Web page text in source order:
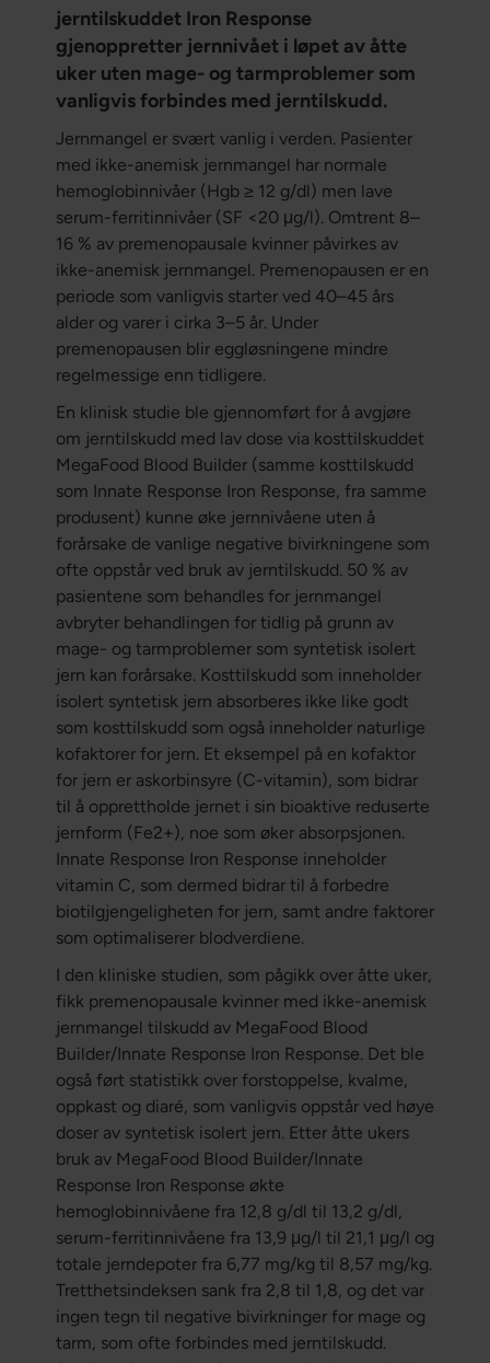
jerntilskuddet Iron Response
gjenoppretter jernnivået i løpet av åtte
uker uten mage- og tarmproblemer som
vanligvis forbindes med jerntilskudd.
Jernmangel er svært vanlig i verden. Pasienter
med ikke-anemisk jernmangel har normale
hemoglobinnivåer (Hgb ≥ 12 g/dl) men lave
serum-ferritinnivåer (SF <20 μg/l). Omtrent 8–
16 % av premenopausale kvinner påvirkes av
ikke-anemisk jernmangel. Premenopausen er en
periode som vanligvis starter ved 40–45 års
alder og varer i cirka 3–5 år. Under
premenopausen blir eggløsningene mindre
regelmessige enn tidligere.
En klinisk studie ble gjennomført for å avgjøre
om jerntilskudd med lav dose via kosttilskuddet
MegaFood Blood Builder (samme kosttilskudd
som Innate Response Iron Response, fra samme
produsent) kunne øke jernnivåene uten å
forårsake de vanlige negative bivirkningene som
ofte oppstår ved bruk av jerntilskudd. 50 % av
pasientene som behandles for jernmangel
avbryter behandlingen for tidlig på grunn av
mage- og tarmproblemer som syntetisk isolert
jern kan forårsake. Kosttilskudd som inneholder
isolert syntetisk jern absorberes ikke like godt
som kosttilskudd som også inneholder naturlige
kofaktorer for jern. Et eksempel på en kofaktor
for jern er askorbinsyre (C-vitamin), som bidrar
til å opprettholde jernet i sin bioaktive reduserte
jernform (Fe2+), noe som øker absorpsjonen.
Innate Response Iron Response inneholder
vitamin C, som dermed bidrar til å forbedre
biotilgjengeligheten for jern, samt andre faktorer
som optimaliserer blodverdiene.
I den kliniske studien, som pågikk over åtte uker,
fikk premenopausale kvinner med ikke-anemisk
jernmangel tilskudd av MegaFood Blood
Builder/Innate Response Iron Response. Det ble
også ført statistikk over forstoppelse, kvalme,
oppkast og diaré, som vanligvis oppstår ved høye
doser av syntetisk isolert jern. Etter åtte ukers
bruk av MegaFood Blood Builder/Innate
Response Iron Response økte
hemoglobinnivåene fra 12,8 g/dl til 13,2 g/dl,
serum-ferritinnivåene fra 13,9 μg/l til 21,1 μg/l og
totale jerndepoter fra 6,77 mg/kg til 8,57 mg/kg.
Tretthetsindeksen sank fra 2,8 til 1,8, og det var
ingen tegn til negative bivirkninger for mage og
tarm, som ofte forbindes med jerntilskudd.